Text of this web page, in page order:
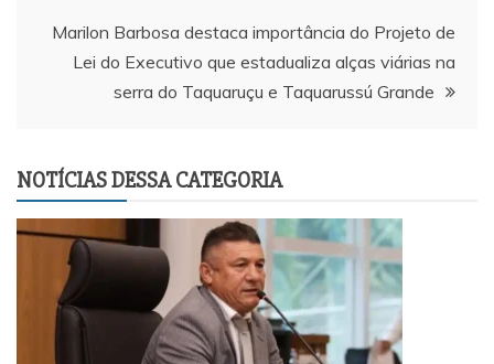
Marilon Barbosa destaca importância do Projeto de
Lei do Executivo que estadualiza alças viárias na
serra do Taquaruçu e Taquarussú Grande
NOTÍCIAS DESSA CATEGORIA